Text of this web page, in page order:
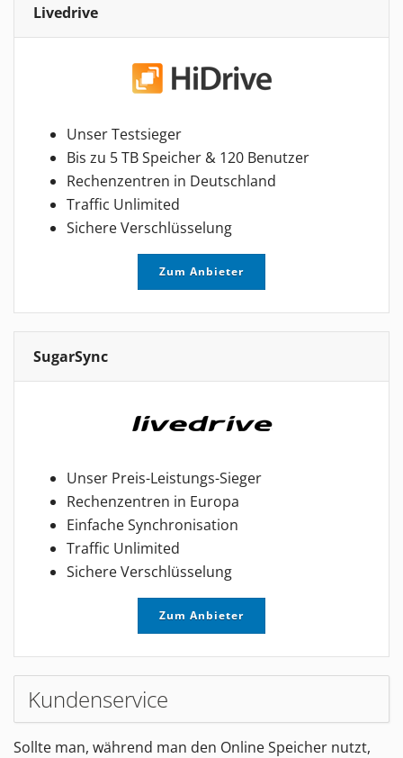
Livedrive
Unser Testsieger
Bis zu 5 TB Speicher & 120 Benutzer
Rechenzentren in Deutschland
Traffic Unlimited
Sichere Verschlüsselung
Zum Anbieter
SugarSync
Unser Preis-Leistungs-Sieger
Rechenzentren in Europa
Einfache Synchronisation
Traffic Unlimited
Sichere Verschlüsselung
Zum Anbieter
Kundenservice
Sollte man, während man den Online Speicher nutzt,